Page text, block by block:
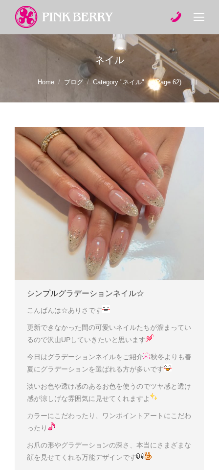
ネイル
You are here:
Home ブログ Category "ネイル" (Page 62)
シンプルグラデーションネイル☆
こんばんは☆ありさです
更新できなかった間の可愛いネイルたちが溜まってい
るので沢山UPしていきたいと思います
今日はグラデーションネイルをご紹介
秋冬よりも春
夏にグラデーションを選ばれる方が多いです
淡いお色や透け感のあるお色を使うのでツヤ感と透け
感が涼しげな雰囲気に見せてくれますよ
カラーにこだわったり、ワンポイントアートにこだわ
ったり
お爪の形やグラデーションの深さ、本当にさまざまな
顔を見せてくれる万能デザインです